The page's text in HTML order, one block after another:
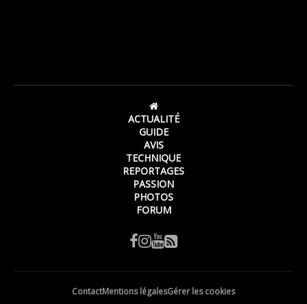
ACTUALITÉ
GUIDE
AVIS
TECHNIQUE
REPORTAGES
PASSION
PHOTOS
FORUM
ContactMentions légalesGérer les cookies